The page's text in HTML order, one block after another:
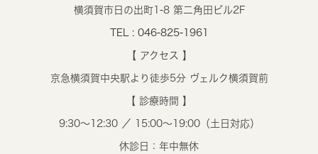
横須賀市日の出町1-8 第二角田ビル2F
TEL : 046-825-1961
【 アクセス 】
京急横須賀中央駅より徒歩5分 ヴェルク横須賀前
【 診療時間 】
9:30～12:30 ／ 15:00～19:00（土日対応）
休診日：年中無休